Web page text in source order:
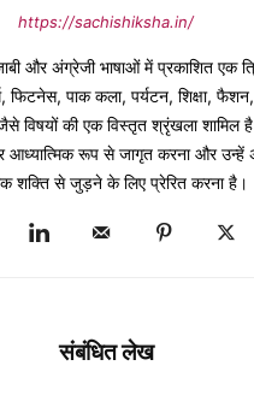
https://sachishiksha.in/
और अंग्रेजी भाषाओं में प्रकाशित एक
फिटनेस, पाक कला, पर्यटन, शिक्षा,
विषयों की एक विस्तृत श्रृंखला शामिल
आध्यात्मिक रूप से जागृत करना और उन्हें
शक्ति से जुड़ने के लिए प्रेरित करना है।
संबंधित लेख